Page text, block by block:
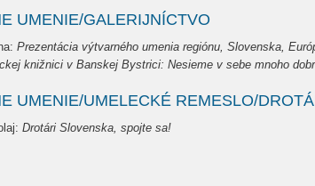
UMENIE/GALERIJNÍCTVO
Prezentácia výtvarného umenia regiónu, Slovenska,
knižnici v Banskej Bystrici: Nesieme v sebe mnoho
UMENIE/UMELECKÉ REMESLO/
Drotári Slovenska, spojte sa!